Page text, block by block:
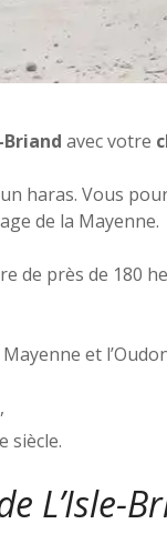
Briand avec votre
haras. Vous
de la Mayenne.
de près de 180
et
siècle.
L’Isle-